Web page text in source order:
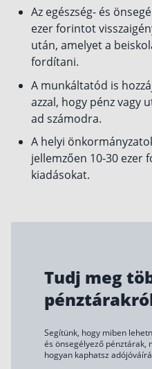
KATA
Életbiztosítások
Egészségbiztosítás
Magán
Az egészség- és
ezer forintot
után, amelyet a
fordítani.
A munkáltatód is
azzal, hogy pénz vagy
ad számodra.
A helyi
jellemzően 10-30 ezer
kiadásokat.
Tudj meg
Segítünk, hogy miben
és önsegélyező pénztárak,
hogyan kaphatsz